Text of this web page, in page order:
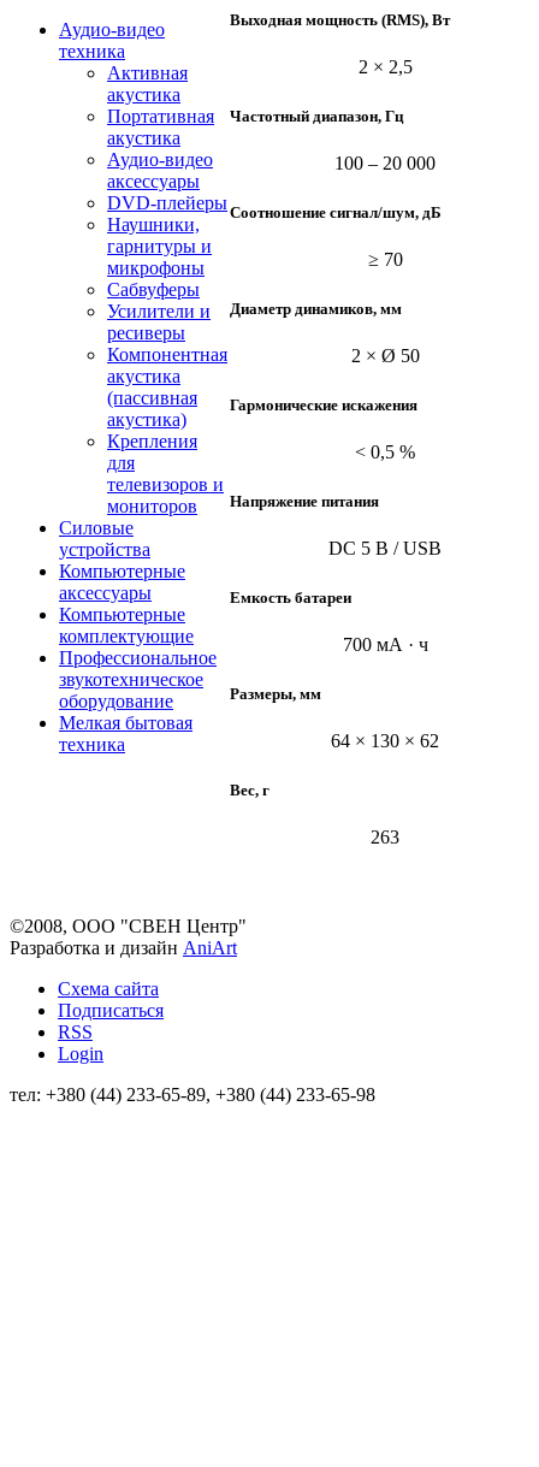
Аудио-видео
техника
Активная
акустика
Портативная
акустика
Аудио-видео
аксессуары
DVD-плейеры
Наушники,
гарнитуры и
микрофоны
Сабвуферы
Усилители и
ресиверы
Компонентная
акустика
(пассивная
акустика)
Крепления
для
телевизоров и
мониторов
Силовые
устройства
Компьютерные
аксессуары
Компьютерные
комплектующие
Профессиональное
звукотехническое
оборудование
Мелкая бытовая
техника
Выходная мощность (RMS), Вт
2 × 2,5
Частотный диапазон, Гц
100 – 20 000
Соотношение сигнал/шум, дБ
≥ 70
Диаметр динамиков, мм
2 × Ø 50
Гармонические искажения
< 0,5 %
Напряжение питания
DC 5 B / USB
Емкость батареи
700 мА · ч
Размеры, мм
64 × 130 × 62
Вес, г
263
©2008, ООО "СВЕН Центр"
Разработка и дизайн AniArt
Схема сайта
Подписаться
RSS
Login
тел: +380 (44) 233-65-89, +380 (44) 233-65-98